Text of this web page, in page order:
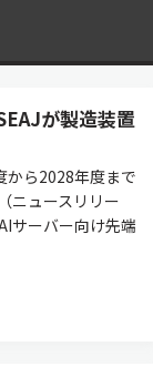
が製造装置
から2028年度まで
ニュースリリー
サーバー向け先端